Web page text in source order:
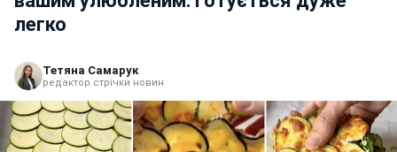
легко
Тетяна Самарук
редактор стрічки новин